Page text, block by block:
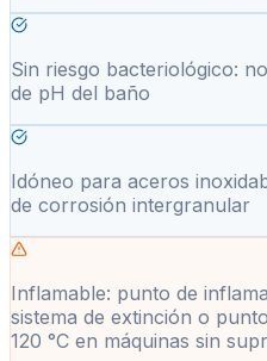
Sin riesgo bacteriológico:
de pH del baño
Idóneo para aceros
de corrosión intergranular
Inflamable: punto de
sistema de extinción o
120 °C en máquinas sin